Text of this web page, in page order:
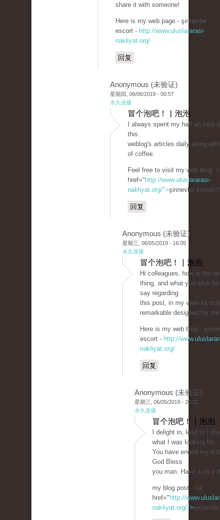
share it with someone!
Here is my web page - şirinevler
escort - http://www.uluslararasi-
nakliyat.org/
回复
Anonymous (未验证)
星期四, 06/06/2019 - 00:57
永久连接
冒个泡吧！ | 泡泡
I always spent my half an hour
this
weblog's articles daily along
of coffee.
Feel free to visit my web blog;
href=" http://www.uluslararasi-
nakliyat.org/">şirinevler
回复
Anonymous (未验证)
星期三, 06/05/2019 - 16:05
永久连接
冒个泡吧！ | 泡泡
Hi colleagues, how is the
thing, and what you wish
say regarding
this post, in my view its
remarkable designed for
Here is my web blog -
escort - http://
nakliyat.org/
回复
Anonymous (未验证)
星期三, 06/05/2019 - 20:32
永久连接
冒个泡吧！ | 泡泡
I delight in, lead to I
what I was looking for.
You have ended my 4
God Bless
you man. Have a nice
my blog post - <a
href=" http://
nakliyat.org/">